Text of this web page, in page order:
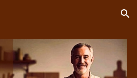
Skip to navigation